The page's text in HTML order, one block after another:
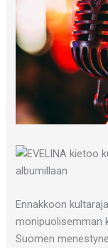
Ennakkoon
monipuolisemman
Suomen